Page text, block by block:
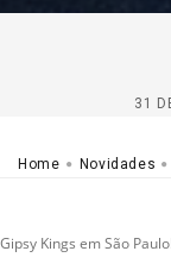
31
Home Novidades
Gipsy Kings em São